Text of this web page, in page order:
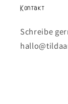
Kontakt
Schreibe